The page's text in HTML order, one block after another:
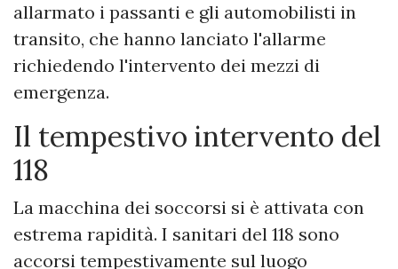
allarmato i passanti e gli automobilisti in
transito, che hanno lanciato l'allarme
richiedendo l'intervento dei mezzi di
emergenza.
​Il tempestivo intervento del
118
​La macchina dei soccorsi si è attivata con
estrema rapidità. I sanitari del 118 sono
accorsi tempestivamente sul luogo